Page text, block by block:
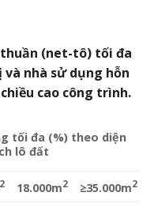
thuần (net-tô) tối đa
nhà sử dụng hỗn
cao công trình.
tối đa (%) theo diện
lô đất
2 18.000m2 ≥35.000m2